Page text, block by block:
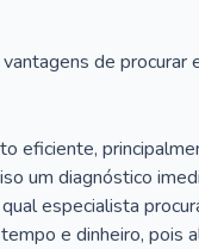
de procurar
eficiente,
um diagnóstico
especialista
e dinheiro, pois